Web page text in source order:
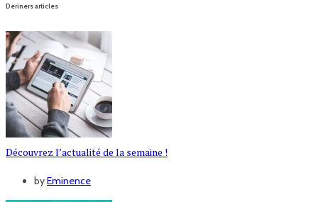
Deriners articles
Découvrez l’actualité de la semaine !
byEminence